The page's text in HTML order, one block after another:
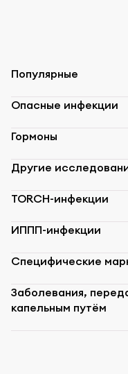
Популярные
Опасные инфекции
Гормоны
Другие
TORCH-инфекции
ИППП-инфекции
Специфические
Заболевания,
капельным путём